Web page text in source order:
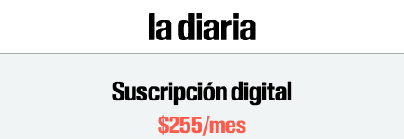
Suscripción digital
$255/mes